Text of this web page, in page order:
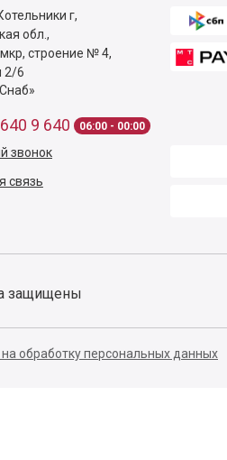
г,
обл.,
строение № 4,
2/6
9 640 06:00 - 00:00
звонок
связь
защищены
обработку персональных данных